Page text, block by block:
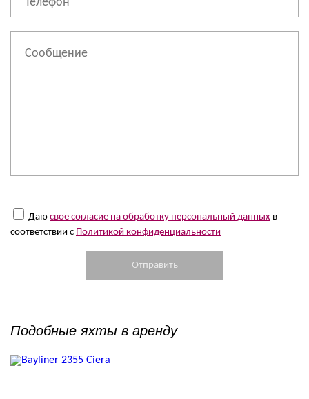
Даю свое согласие на обработку персональный данных в
соответствии с Политикой конфиденциальности
Подобные яхты в аренду